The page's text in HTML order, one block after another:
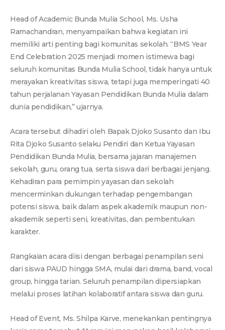
Head of Academic Bunda Mulia School, Ms. Usha
Ramachandran, menyampaikan bahwa kegiatan ini
memiliki arti penting bagi komunitas sekolah. “BMS Year
End Celebration 2025 menjadi momen istimewa bagi
seluruh komunitas Bunda Mulia School, tidak hanya untuk
merayakan kreativitas siswa, tetapi juga memperingati 40
tahun perjalanan Yayasan Pendidikan Bunda Mulia dalam
dunia pendidikan,” ujarnya.
Acara tersebut dihadiri oleh Bapak Djoko Susanto dan Ibu
Rita Djoko Susanto selaku Pendiri dan Ketua Yayasan
Pendidikan Bunda Mulia, bersama jajaran manajemen
sekolah, guru, orang tua, serta siswa dari berbagai jenjang.
Kehadiran para pemimpin yayasan dan sekolah
mencerminkan dukungan terhadap pengembangan
potensi siswa, baik dalam aspek akademik maupun non-
akademik seperti seni, kreativitas, dan pembentukan
karakter.
Rangkaian acara diisi dengan berbagai penampilan seni
dari siswa PAUD hingga SMA, mulai dari drama, band, vocal
group, hingga tarian. Seluruh penampilan dipersiapkan
melalui proses latihan kolaboratif antara siswa dan guru.
Head of Event, Ms. Shilpa Karve, menekankan pentingnya